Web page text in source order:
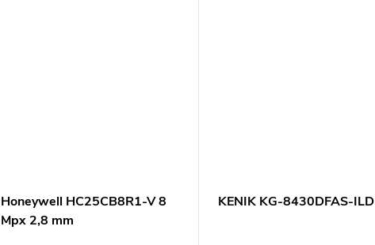
Honeywell HC25CB8R1-V 8
Mpx 2,8 mm
KENIK KG-8430DFAS-ILD